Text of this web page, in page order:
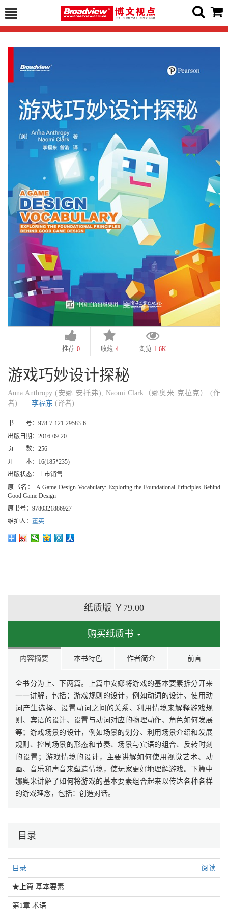
推荐 0 收藏 4 浏览 1.6K
游戏巧妙设计探秘
Anna Anthropy (安娜.安托弗), Naomi Clark（娜奥米.克拉克） (作
者)
李福东 (译者)
书 号： 978-7-121-29583-6
出版日期： 2016-09-20
页 数： 256
开 本： 16(185*235)
出版状态： 上市销售
原书名：
A Game Design Vocabulary: Exploring the Foundational Principles Behind
Good Game Design
原书号： 9780321886927
维护人： 董英
纸质版 ￥79.00
购买纸质书
内容摘要 本书特色 作者简介 前言
全书分为上、下两篇。上篇中安娜将游戏的基本要素拆分开来
一一讲解，包括：游戏规则的设计，例如动词的设计、使用动
词产生选择、设置动词之间的关系、利用情境来解释游戏规
则、宾语的设计、设置与动词对应的物理动作、角色如何发展
等；游戏场景的设计，例如场景的划分、利用场景介绍和发展
规则、控制场景的形态和节奏、场景与宾语的组合、反转时刻
的设置；游戏情境的设计，主要讲解如何使用视觉艺术、动
画、音乐和声音来塑造情境，使玩家更好地理解游戏。下篇中
娜奥米讲解了如何将游戏的基本要素组合起来以传达各种各样
的游戏理念，包括：创造对话。
目录
目录 阅读
★上篇 基本要素
第1章 术语